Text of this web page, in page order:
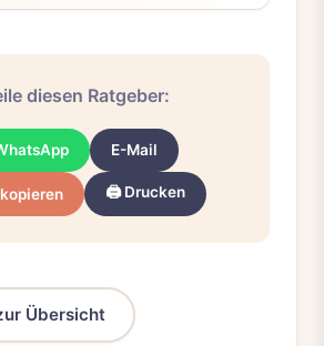
diesen Ratgeber:
E-Mail
🖨️ Drucken
Übersicht